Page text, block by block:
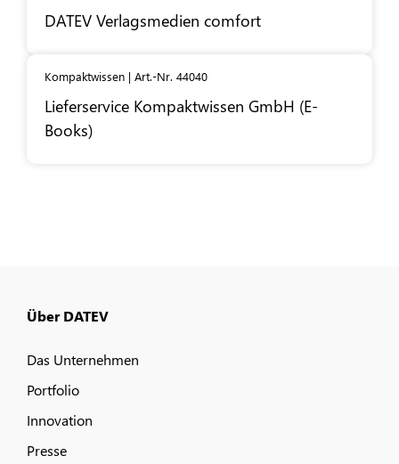
DATEV Verlagsmedien comfort
Kompaktwissen | Art.-Nr. 44040
Lieferservice Kompaktwissen GmbH (E-
Books)
Über DATEV
Das Unternehmen
Portfolio
Innovation
Presse